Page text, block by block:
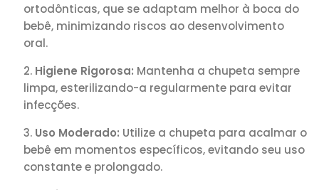
ortodônticas, que se adaptam melhor à boca do
bebê, minimizando riscos ao desenvolvimento
oral.
Higiene Rigorosa: Mantenha a chupeta sempre
limpa, esterilizando-a regularmente para evitar
infecções.
Uso Moderado: Utilize a chupeta para acalmar o
bebê em momentos específicos, evitando seu uso
constante e prolongado.